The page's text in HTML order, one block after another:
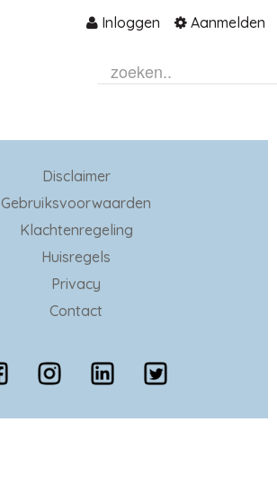
Inloggen Aanmelden
Disclaimer
Gebruiksvoorwaarden
Klachtenregeling
Huisregels
Privacy
Contact